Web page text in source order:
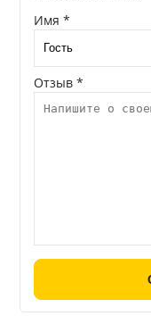
Имя *
Отзыв *